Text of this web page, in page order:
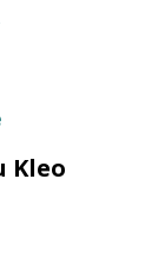
Kleo